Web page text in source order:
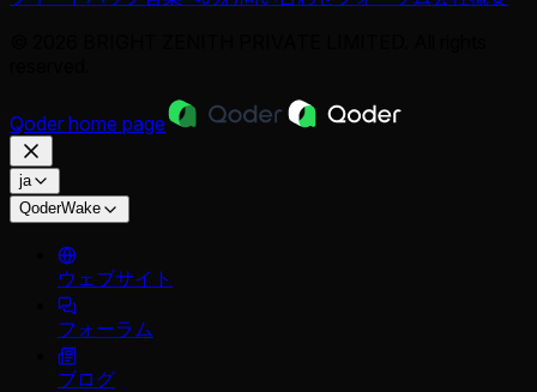
Qoder home page
ja
QoderWake
ウェブサイト
フォーラム
ブログ